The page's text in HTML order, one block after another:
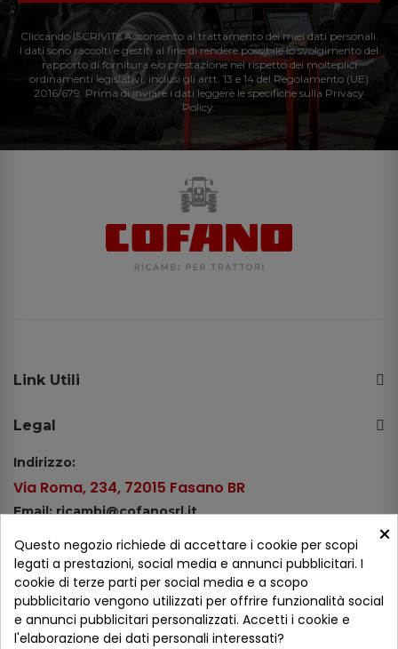
Cliccando ISCRIVITI: Acconsento al trattamento dei miei dati personali.
I dati sono raccolti e gestiti al fine di rendere possibile lo svolgimento del
rapporto di fornitura e/o prestazione nel rispetto dei molteplici
ordinamenti legislativi, inclusi gli artt. 13 e 14 del Regolamento (UE)
2016/679. Prima di inviare i dati leggere le specifiche sulla Privacy
Policy.
Link Utili
Legal
Indirizzo:
Via Roma, 234, 72015 Fasano BR
Email: ricambi@cofanosrl.it
Tel.: +39 080 44 13 478
WhatsApp: +39 334 98 51 100
Metodi di pagamento
×
Questo negozio richiede di accettare i cookie per scopi
legati a prestazioni, social media e annunci pubblicitari. I
cookie di terze parti per social media e a scopo
pubblicitario vengono utilizzati per offrire funzionalità social
e annunci pubblicitari personalizzati. Accetti i cookie e
l'elaborazione dei dati personali interessati?